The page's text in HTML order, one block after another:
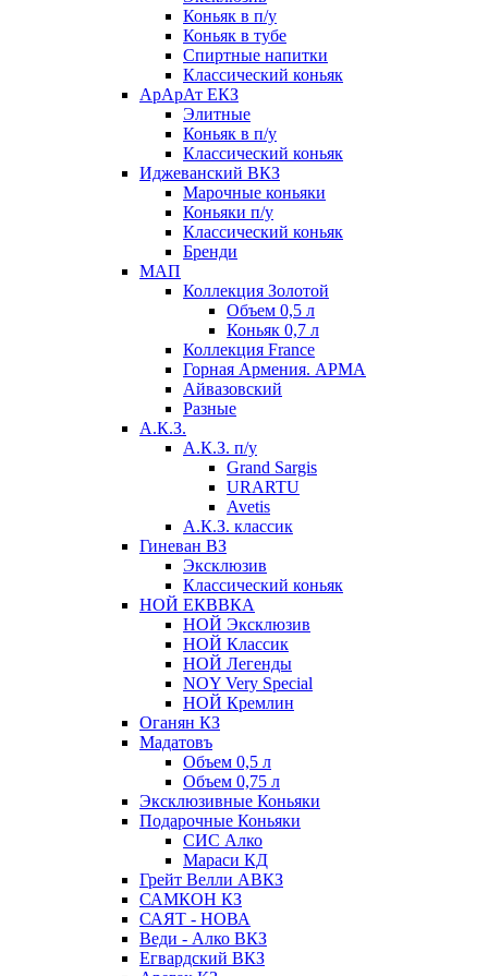
Коньяк в п/у
Коньяк в тубе
Спиртные напитки
Классический коньяк
АрАрАт ЕКЗ
Элитные
Коньяк в п/у
Классический коньяк
Иджеванский ВКЗ
Марочные коньяки
Коньяки п/у
Классический коньяк
Бренди
МАП
Коллекция Золотой
Объем 0,5 л
Коньяк 0,7 л
Коллекция France
Горная Армения. АРМА
Айвазовский
Разные
А.К.З.
А.К.З. п/у
Grand Sargis
URARTU
Avetis
А.К.З. классик
Гиневан ВЗ
Эксклюзив
Классический коньяк
НОЙ ЕКВВКА
НОЙ Эксклюзив
НОЙ Классик
НОЙ Легенды
NOY Very Speсial
НОЙ Кремлин
Оганян КЗ
Мадатовъ
Объем 0,5 л
Объем 0,75 л
Эксклюзивные Коньяки
Подарочные Коньяки
СИС Алко
Мараси КД
Грейт Велли АВКЗ
САМКОН КЗ
САЯТ - НОВА
Веди - Алко ВКЗ
Егвардский ВКЗ